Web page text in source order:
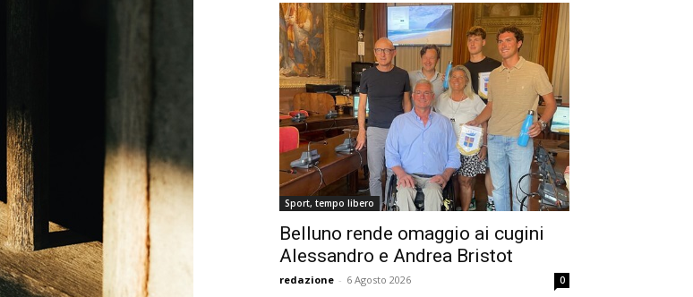
Sport, tempo libero
Belluno rende omaggio ai cugini
Alessandro e Andrea Bristot
redazione - 6 Agosto 2026 0